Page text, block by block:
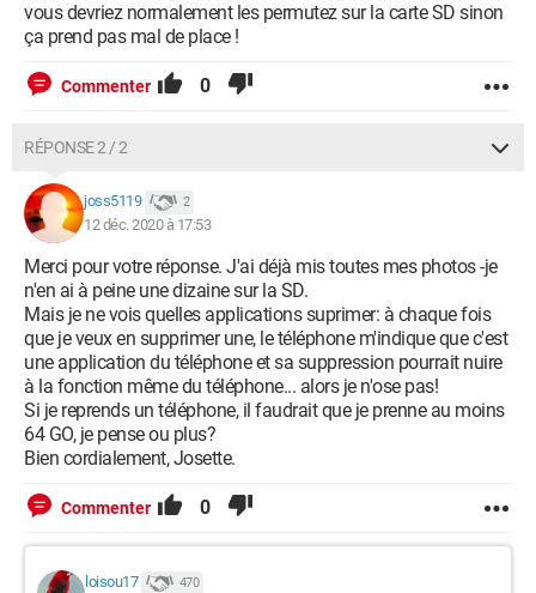
vous devriez normalement les permutez sur la carte SD sinon
ça prend pas mal de place !
Commenter 0
RÉPONSE 2 / 2
joss5119 2
12 déc. 2020 à 17:53
Merci pour votre réponse. J'ai déjà mis toutes mes photos -je
n'en ai à peine une dizaine sur la SD.
Mais je ne vois quelles applications suprimer: à chaque fois
que je veux en supprimer une, le téléphone m'indique que c'est
une application du téléphone et sa suppression pourrait nuire
à la fonction même du téléphone... alors je n'ose pas!
Si je reprends un téléphone, il faudrait que je prenne au moins
64 GO, je pense ou plus?
Bien cordialement, Josette.
Commenter 0
loisou17 470